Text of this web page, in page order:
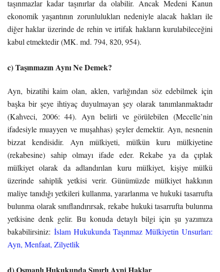
taşınmazlar kadar taşınırlar da olabilir. Ancak Medeni Kanun
ekonomik yaşantının zorunlulukları nedeniyle alacak hakları ile
diğer haklar üzerinde de rehin ve irtifak hakların kurulabileceğini
kabul etmektedir (MK. md. 794, 820, 954).
c) Taşınmazın Aynı Ne Demek?
Ayn, bizatihi kaim olan, aklen, varlığından söz edebilmek için
başka bir şeye ihtiyaç duyulmayan şey olarak tanımlanmaktadır
(Kahveci, 2006: 44). Ayn belirli ve görülebilen (Mecelle’nin
ifadesiyle muayyen ve muşahhas) şeyler demektir. Ayn, nesnenin
bizzat kendisidir. Ayn mülkiyeti, mülkün kuru mülkiyetine
(rekabesine) sahip olmayı ifade eder. Rekabe ya da çıplak
mülkiyet olarak da adlandırılan kuru mülkiyet, kişiye mülkü
üzerinde sahiplik yetkisi verir. Günümüzde mülkiyet hakkının
maliye tanıdığı yetkileri kullanma, yararlanma ve hukuki tasarrufta
bulunma olarak sınıflandırırsak, rekabe hukuki tasarrufta bulunma
yetkisine denk gelir. Bu konuda detaylı bilgi için şu yazımıza
bakabilirsiniz: İslam Hukukunda Taşınmaz Mülkiyetin Unsurları:
Ayn, Menfaat, Zilyetlik
d) Osmanlı Hukukunda Sınırlı Ayni Haklar